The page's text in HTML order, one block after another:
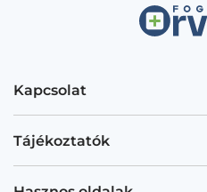
Kapcsolat
Tájékoztatók